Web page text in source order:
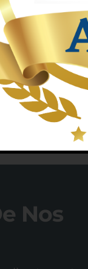
notre
n’hésitez pas
Nos